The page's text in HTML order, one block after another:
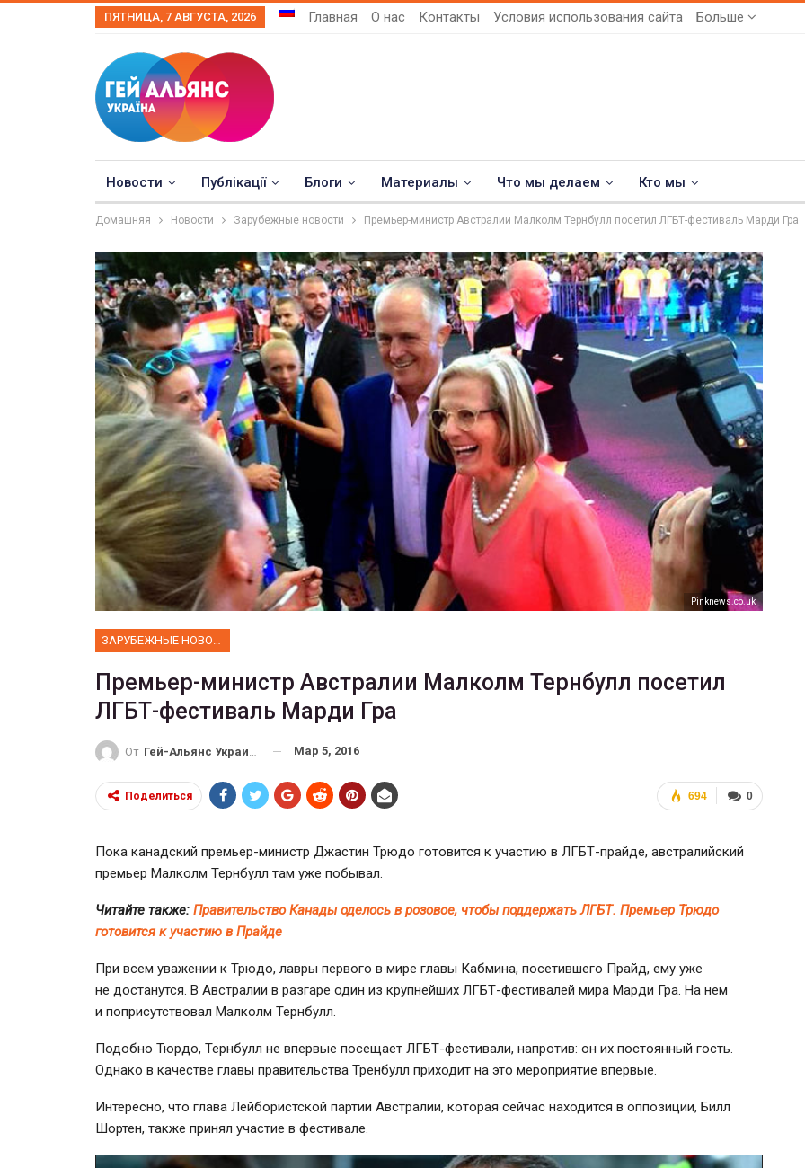
ПЯТНИЦА, 7 АВГУСТА, 2026 Главная О нас Контакты Условия использования сайта Больше
Новости Публікації Блоги Материалы Что мы делаем Кто мы
Домашняя Новости Зарубежные новости Премьер-министр Австралии Малколм Тернбулл посетил ЛГБТ-фестиваль Марди Гра
Рinknews.co.uk
ЗАРУБЕЖНЫЕ НОВОСТИ
Премьер-министр Австралии Малколм Тернбулл посетил
ЛГБТ-фестиваль Марди Гра
От Гей-Альянс Украина Мар 5, 2016
0
694
Поделиться
Пока канадский премьер-министр Джастин Трюдо готовится к участию в ЛГБТ-прайде, австралийский
премьер Малколм Тернбулл там уже побывал.
Читайте также: Правительство Канады оделось в розовое, чтобы поддержать ЛГБТ. Премьер Трюдо
готовится к участию в Прайде
При всем уважении к Трюдо, лавры первого в мире главы Кабмина, посетившего Прайд, ему уже
не достанутся. В Австралии в разгаре один из крупнейших ЛГБТ-фестивалей мира Марди Гра. На нем
и поприсутствовал Малколм Тернбулл.
Подобно Тюрдо, Тернбулл не впервые посещает ЛГБТ-фестивали, напротив: он их постоянный гость.
Однако в качестве главы правительства Тренбулл приходит на это мероприятие впервые.
Интересно, что глава Лейбористской партии Австралии, которая сейчас находится в оппозиции, Билл
Шортен, также принял участие в фестивале.
ФОТО
Военнослужащие-трансгендеры
ГЕЙ-АЛЬЯНС УКРАИНА Июл 27, 2017 0
В Берлине отпраздновали
легализацию гей-браков
ГЕЙ-АЛЬЯНС УКРАИНА Июл 2, 2017